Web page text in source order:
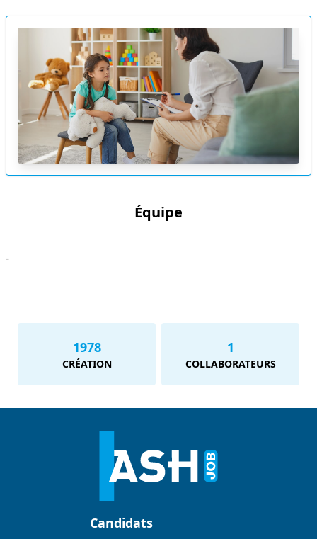
Équipe
-
1978
CRÉATION
1
COLLABORATEURS
Candidats